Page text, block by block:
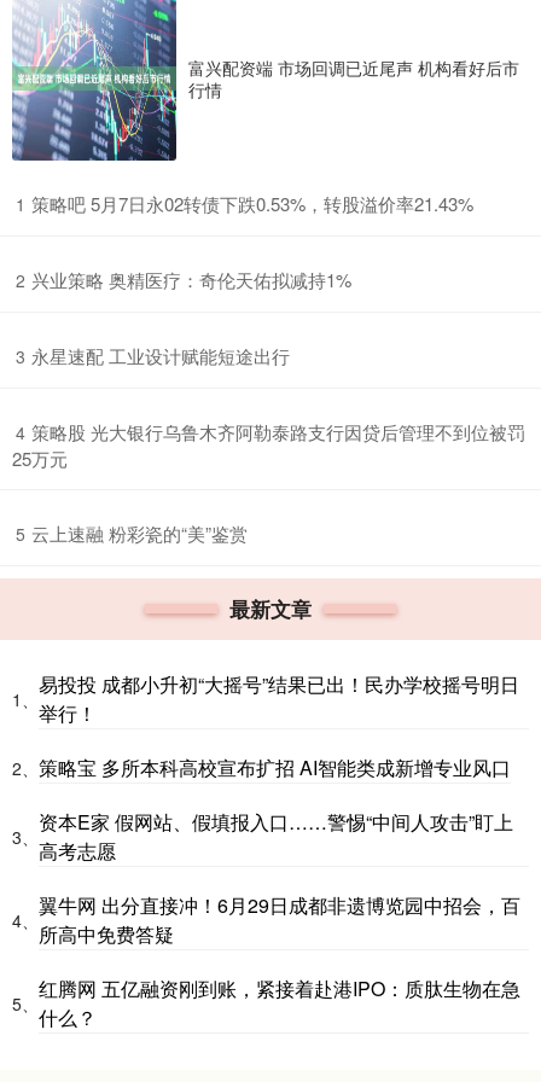
富兴配资端 市场回调已近尾声 机构看好后市
行情
1 ​策略吧 5月7日永02转债下跌0.53%，转股溢价率21.43%
2 ​兴业策略 奥精医疗：奇伦天佑拟减持1%
3 ​永星速配 工业设计赋能短途出行
4 ​策略股 光大银行乌鲁木齐阿勒泰路支行因贷后管理不到位被罚
25万元
5 ​云上速融 粉彩瓷的“美”鉴赏
最新文章
1、
易投投 成都小升初“大摇号”结果已出！民办学校摇号明日
举行！
2、 策略宝 多所本科高校宣布扩招 AI智能类成新增专业风口
3、
资本E家 假网站、假填报入口……警惕“中间人攻击”盯上
高考志愿
4、
翼牛网 出分直接冲！6月29日成都非遗博览园中招会，百
所高中免费答疑
5、
红腾网 五亿融资刚到账，紧接着赴港IPO：质肽生物在急
什么？